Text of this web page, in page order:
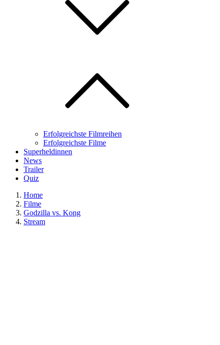
Erfolgreichste Filmreihen
Erfolgreichste Filme
Superheldinnen
News
Trailer
Quiz
Home
Filme
Godzilla vs. Kong
Stream